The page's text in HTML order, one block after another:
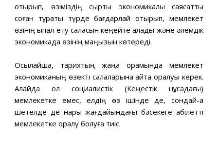
отырып, өзiмiздің сыртқы экономикалық саясатты
соған тұрақты түрде бағдарлай отырып, мемлекет
өзiнiң ықпал ету саласын кеңейте алады жəне əлемдiк
экономикада өзiнiң маңызын көтередi.
Осылайша, тарихтың жаңа орамында мемлекет
экономиканың өзектi салаларына қайта оралуы керек.
Алайда ол социалистiк (Кеңестiк нұсқадағы)
мемлекетке емес, елдің өз iшiнде де, сондай-ақ
шетелде де нарық жағдайындағы бəсекеге қабiлеттi
мемлекетке оралу болуға тиiс.